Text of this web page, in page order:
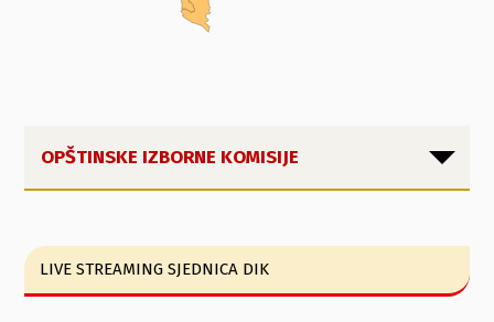
OPŠTINSKE IZBORNE KOMISIJE
LIVE STREAMING SJEDNICA DIK